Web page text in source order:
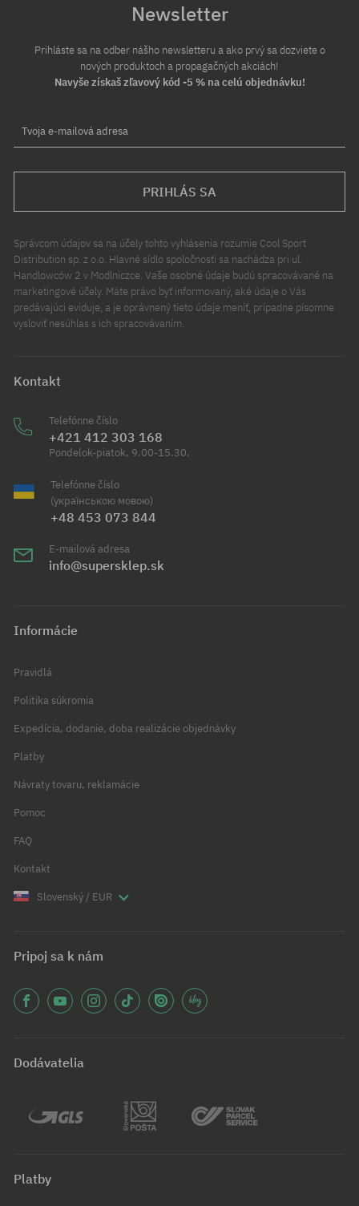
Newsletter
Prihláste sa na odber nášho newsletteru a ako prvý sa dozviete o
nových produktoch a propagačných akciách!
Navyše získaš zľavový kód -5 % na celú objednávku!
Tvoja e-mailová adresa
PRIHLÁS SA
Správcom údajov sa na účely tohto vyhlásenia rozumie Cool Sport
Distribution sp. z o.o. Hlavné sídlo spoločnosti sa nachádza pri ul.
Handlowców 2 v Modlniczce. Vaše osobné údaje budú spracovávané na
marketingové účely. Máte právo byť informovaný, aké údaje o Vás
predávajúci eviduje, a je oprávnený tieto údaje meniť, prípadne písomne
vysloviť nesúhlas s ich spracovávaním.
Kontakt
Telefónne číslo
+421 412 303 168
Pondelok-piatok, 9.00-15.30.
Telefónne číslo
(українською мовою)
+48 453 073 844
E-mailová adresa
info@supersklep.sk
Informácie
Pravidlá
Politika súkromia
Expedícia, dodanie, doba realizácie objednávky
Platby
Návraty tovaru, reklamácie
Pomoc
FAQ
Kontakt
Slovenský / EUR
Pripoj sa k nám
Dodávatelia
Platby